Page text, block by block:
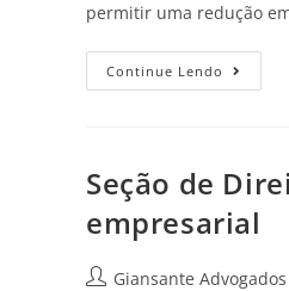
permitir uma redução
Continue Lendo
Seção de
empresarial
Giansante